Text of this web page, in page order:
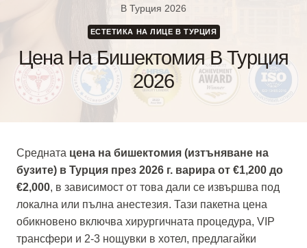
В Турция 2026
ЕСТЕТИКА НА ЛИЦЕ В ТУРЦИЯ
Цена На Бишектомия В Турция
2026
Средната цена на бишектомия (изтъняване на
бузите) в Турция през 2026 г. варира от €1,200 до
€2,000, в зависимост от това дали се извършва под
локална или пълна анестезия. Тази пакетна цена
обикновено включва хирургичната процедура, VIP
трансфери и 2-3 нощувки в хотел, предлагайки